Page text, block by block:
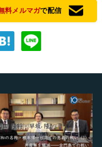
料メルマガで配信